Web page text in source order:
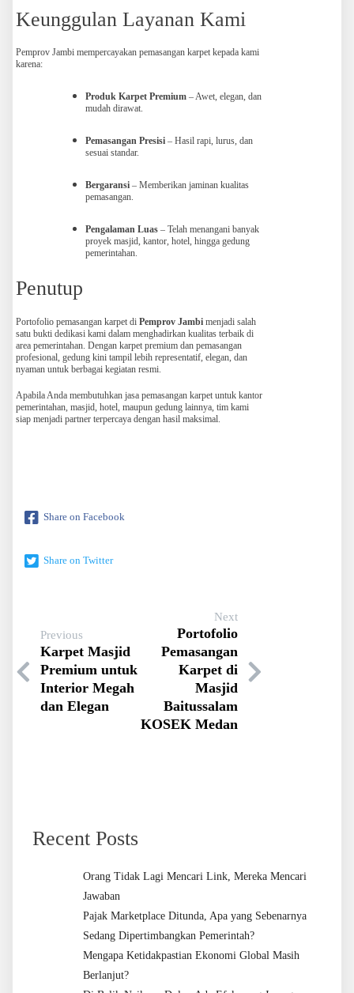
Keunggulan Layanan Kami
Pemprov Jambi mempercayakan pemasangan karpet kepada kami
karena:
Produk Karpet Premium – Awet, elegan, dan
mudah dirawat.
Pemasangan Presisi – Hasil rapi, lurus, dan
sesuai standar.
Bergaransi – Memberikan jaminan kualitas
pemasangan.
Pengalaman Luas – Telah menangani banyak
proyek masjid, kantor, hotel, hingga gedung
pemerintahan.
Penutup
Portofolio pemasangan karpet di Pemprov Jambi menjadi salah
satu bukti dedikasi kami dalam menghadirkan kualitas terbaik di
area pemerintahan. Dengan karpet premium dan pemasangan
profesional, gedung kini tampil lebih representatif, elegan, dan
nyaman untuk berbagai kegiatan resmi.
Apabila Anda membutuhkan jasa pemasangan karpet untuk kantor
pemerintahan, masjid, hotel, maupun gedung lainnya, tim kami
siap menjadi partner terpercaya dengan hasil maksimal.
Share on Facebook
Share on Twitter
Previous
Karpet Masjid
Premium untuk
Interior Megah
dan Elegan
Next
Portofolio
Pemasangan
Karpet di
Masjid
Baitussalam
KOSEK Medan
Recent Posts
Orang Tidak Lagi Mencari Link, Mereka Mencari
Jawaban
Pajak Marketplace Ditunda, Apa yang Sebenarnya
Sedang Dipertimbangkan Pemerintah?
Mengapa Ketidakpastian Ekonomi Global Masih
Berlanjut?